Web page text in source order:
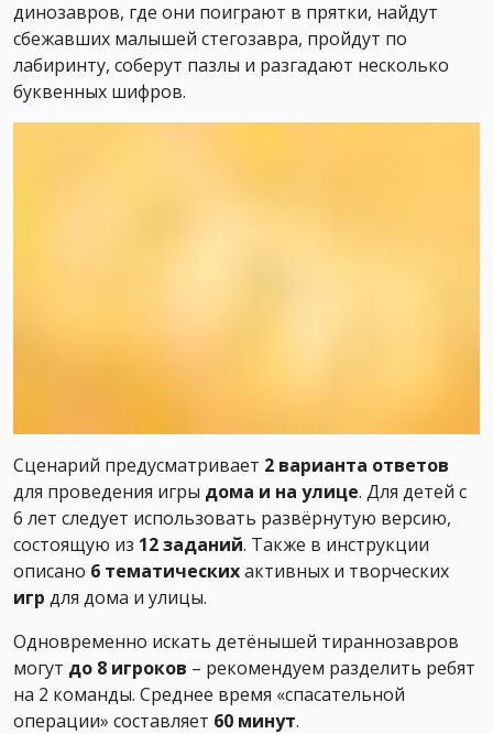
динозавров, где они поиграют в прятки, найдут
сбежавших малышей стегозавра, пройдут по
лабиринту, соберут пазлы и разгадают несколько
буквенных шифров.
Сценарий предусматривает 2 варианта ответов
для проведения игры дома и на улице. Для детей с
6 лет следует использовать развёрнутую версию,
состоящую из 12 заданий. Также в инструкции
описано 6 тематическихактивных и творческих
игр для дома и улицы.
Одновременно искать детёнышей тираннозавров
могут до 8 игроков – рекомендуем разделить ребят
на 2 команды. Среднее время «спасательной
операции» составляет 60 минут.